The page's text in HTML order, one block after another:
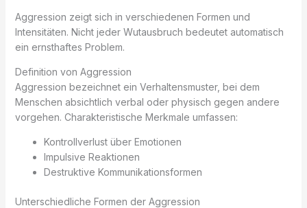
Aggression zeigt sich in verschiedenen Formen und
Intensitäten. Nicht jeder Wutausbruch bedeutet automatisch
ein ernsthaftes Problem.
Definition von Aggression
Aggression bezeichnet ein Verhaltensmuster, bei dem
Menschen absichtlich verbal oder physisch gegen andere
vorgehen. Charakteristische Merkmale umfassen:
Kontrollverlust über Emotionen
Impulsive Reaktionen
Destruktive Kommunikationsformen
Unterschiedliche Formen der Aggression